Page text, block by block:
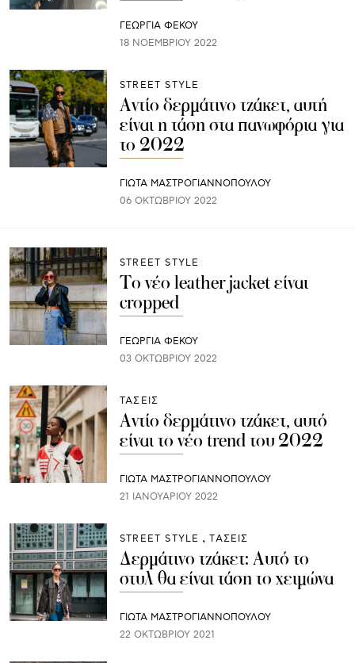
ΓΕΩΡΓΙΑ ΦΕΚΟΥ
18 ΝΟΕΜΒΡΊΟΥ 2022
STREET STYLE
Αντίο δερμάτινο τζάκετ, αυτή
είναι η τάση στα πανωφόρια για
το 2022
ΓΙΩΤΑ ΜΑΣΤΡΟΓΙΑΝΝΟΠΟΥΛΟΥ
06 ΟΚΤΩΒΡΊΟΥ 2022
STREET STYLE
To νέο leather jacket είναι
cropped
ΓΕΩΡΓΙΑ ΦΕΚΟΥ
03 ΟΚΤΩΒΡΊΟΥ 2022
ΤΑΣΕΙΣ
Αντίο δερμάτινο τζάκετ, αυτό
είναι το νέο trend του 2022
ΓΙΩΤΑ ΜΑΣΤΡΟΓΙΑΝΝΟΠΟΥΛΟΥ
21 ΙΑΝΟΥΑΡΊΟΥ 2022
STREET STYLE ΤΑΣΕΙΣ
Δερμάτινο τζάκετ: Αυτό το
στυλ θα είναι τάση το χειμώνα
ΓΙΩΤΑ ΜΑΣΤΡΟΓΙΑΝΝΟΠΟΥΛΟΥ
22 ΟΚΤΩΒΡΊΟΥ 2021